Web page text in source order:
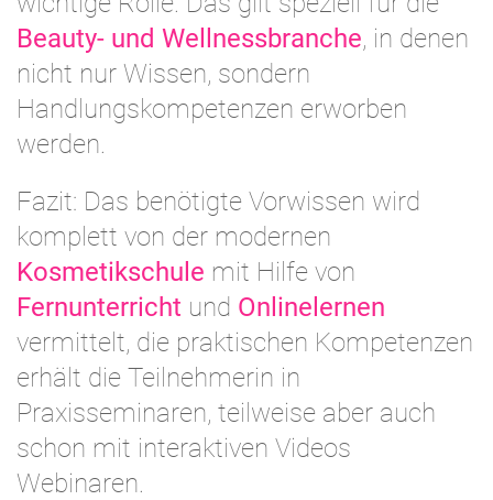
Beauty- und Wellnessbranche, in denen
nicht nur Wissen, sondern
Handlungskompetenzen erworben
werden.
Fazit: Das benötigte Vorwissen wird
komplett von der modernen
Kosmetikschule mit Hilfe von
Fernunterricht und Onlinelernen
vermittelt, die praktischen Kompetenzen
erhält die Teilnehmerin in
Praxisseminaren, teilweise aber auch
schon mit interaktiven Videos
Webinaren.